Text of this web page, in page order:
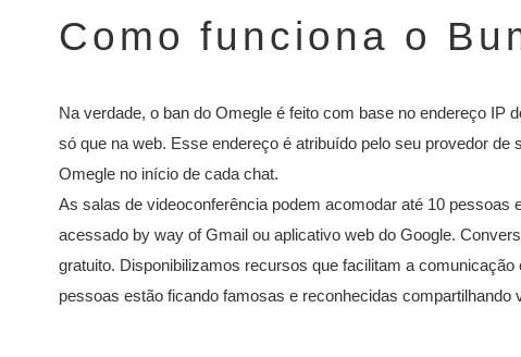
Como funciona o
Na verdade, o ban do Omegle é feito com base no endereço IP
só que na web. Esse endereço é atribuído pelo seu provedor
Omegle no início de cada chat.
As salas de videoconferência podem acomodar até 10 pessoas
acessado by way of Gmail ou aplicativo web do Google.
gratuito. Disponibilizamos recursos que facilitam a
pessoas estão ficando famosas e reconhecidas